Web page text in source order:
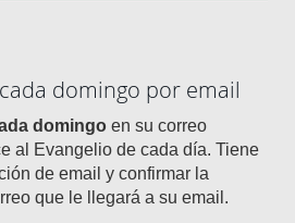
domingo por email
domingo en su correo
al Evangelio de cada día. Tiene
de email y confirmar la
que le llegará a su email.